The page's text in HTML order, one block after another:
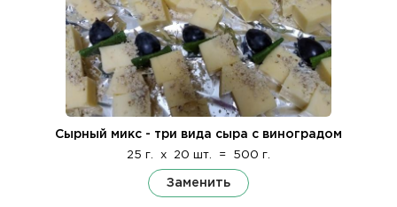
Сырный микс - три вида сыра с виноградом
25 г. x 20 шт. = 500 г.
Заменить